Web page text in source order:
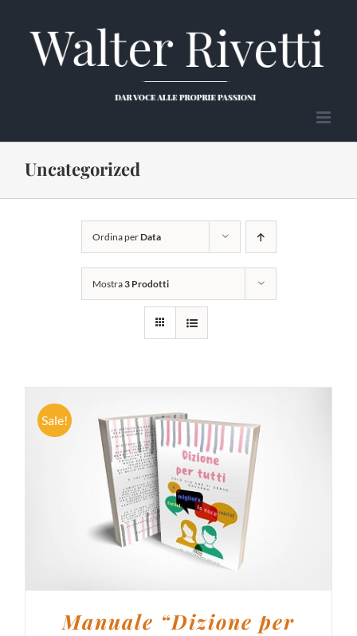
contenuto
Uncategorized
Ordina perData
Mostra3 Prodotti
Sale!
AGGIUNGI AL CARRELLO / DETTAGLI
Manuale “Dizione per